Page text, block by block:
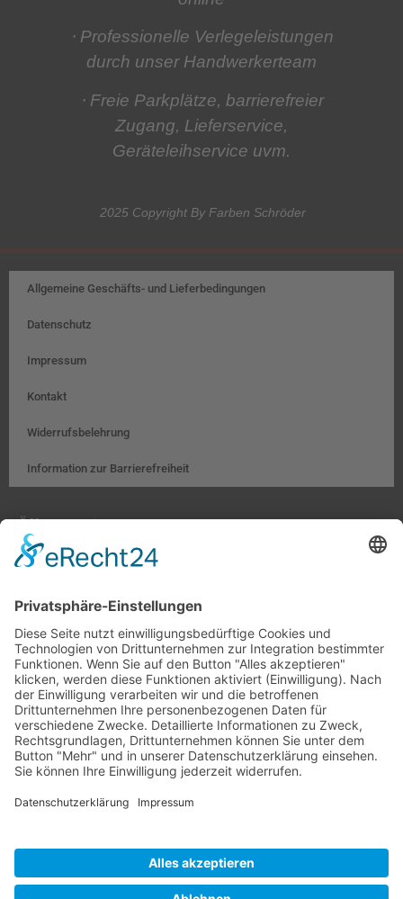
⋅ Professionelle Verlegeleistungen
durch unser Handwerkerteam
⋅ Freie Parkplätze, barrierefreier
Zugang, Lieferservice,
Geräteleihservice uvm.
2025 Copyright By Farben Schröder
Allgemeine Geschäfts- und Lieferbedingungen
Datenschutz
Impressum
Kontakt
Widerrufsbelehrung
Information zur Barrierefreiheit
Öffnungszeiten:
Mo. – Fr. 8:00 – 18:00 Uhr
Sa. 9:00 – 13:00 Uhr
Hobby- und Künstlerbedarf:
Mo., Mi., Fr. 10:00 – 15:00 Uhr
Di., Do. 13:00 – 18:00 Uhr
Sa. 9:00 – 12:00 Uhr
(03677) 204847 (Bastelladen)
info@farbenschroeder.de